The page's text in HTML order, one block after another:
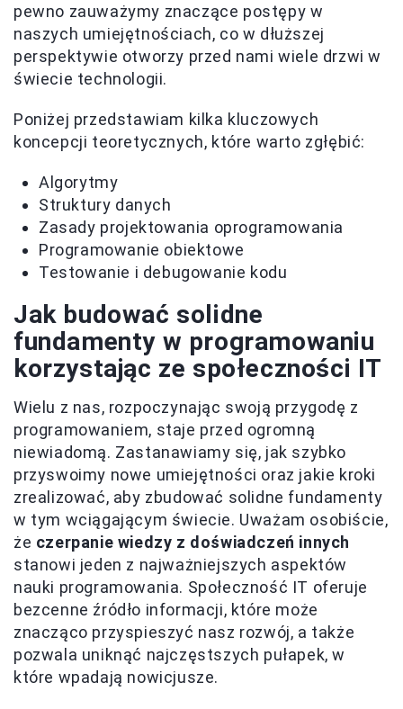
pewno zauważymy znaczące postępy w
naszych umiejętnościach, co w dłuższej
perspektywie otworzy przed nami wiele drzwi w
świecie technologii.
Poniżej przedstawiam kilka kluczowych
koncepcji teoretycznych, które warto zgłębić:
Algorytmy
Struktury danych
Zasady projektowania oprogramowania
Programowanie obiektowe
Testowanie i debugowanie kodu
Jak budować solidne
fundamenty w programowaniu
korzystając ze społeczności IT
Wielu z nas, rozpoczynając swoją przygodę z
programowaniem, staje przed ogromną
niewiadomą. Zastanawiamy się, jak szybko
przyswoimy nowe umiejętności oraz jakie kroki
zrealizować, aby zbudować solidne fundamenty
w tym wciągającym świecie. Uważam osobiście,
że czerpanie wiedzy z doświadczeń innych
stanowi jeden z najważniejszych aspektów
nauki programowania. Społeczność IT oferuje
bezcenne źródło informacji, które może
znacząco przyspieszyć nasz rozwój, a także
pozwala uniknąć najczęstszych pułapek, w
które wpadają nowicjusze.